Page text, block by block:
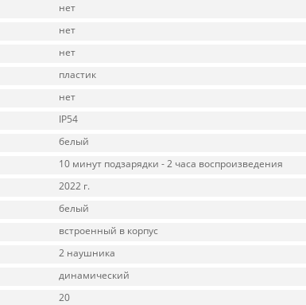
нет
нет
нет
пластик
нет
IP54
белый
10 минут подзарядки - 2 часа воспроизведения
2022 г.
белый
встроенный в корпус
2 наушника
динамический
20